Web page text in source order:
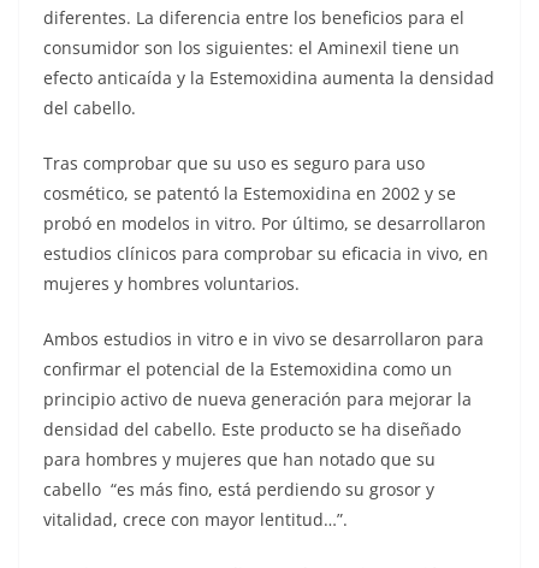
diferentes. La diferencia entre los beneficios para el
consumidor son los siguientes: el Aminexil tiene un
efecto anticaída y la Estemoxidina aumenta la densidad
del cabello.
Tras comprobar que su uso es seguro para uso
cosmético, se patentó la Estemoxidina en 2002 y se
probó en modelos in vitro. Por último, se desarrollaron
estudios clínicos para comprobar su eficacia in vivo, en
mujeres y hombres voluntarios.
Ambos estudios in vitro e in vivo se desarrollaron para
confirmar el potencial de la Estemoxidina como un
principio activo de nueva generación para mejorar la
densidad del cabello. Este producto se ha diseñado
para hombres y mujeres que han notado que su
cabello “es más fino, está perdiendo su grosor y
vitalidad, crece con mayor lentitud…”.